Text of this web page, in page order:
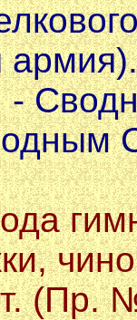
армия).
-
(Пр.